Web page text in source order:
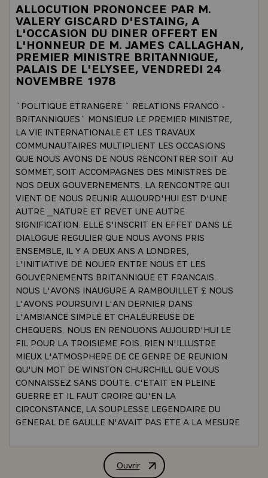
ALLOCUTION PRONONCEE PAR M.
VALERY GISCARD D'ESTAING, A
L'OCCASION DU DINER OFFERT EN
L'HONNEUR DE M. JAMES CALLAGHAN,
PREMIER MINISTRE BRITANNIQUE,
PALAIS DE L'ELYSEE, VENDREDI 24
NOVEMBRE 1978
`POLITIQUE ETRANGERE ` RELATIONS FRANCO -
BRITANNIQUES` MONSIEUR LE PREMIER MINISTRE,
LA VIE INTERNATIONALE ET LES TRAVAUX
COMMUNAUTAIRES MULTIPLIENT LES OCCASIONS
QUE NOUS AVONS DE NOUS RENCONTRER SOIT AU
SOMMET, SOIT ACCOMPAGNES DES MINISTRES DE
NOS DEUX GOUVERNEMENTS. LA RENCONTRE QUI
VIENT DE NOUS REUNIR AUJOURD'HUI EST D'UNE
AUTRE _NATURE ET REVET UNE AUTRE
SIGNIFICATION. ELLE S'INSCRIT EN EFFET DANS LE
DIALOGUE REGULIER QUE NOUS AVONS PRIS
ENSEMBLE, IL Y A DEUX ANS A LONDRES,
L'INITIATIVE DE NOUER ENTRE NOUS ET LES
GOUVERNEMENTS BRITANNIQUE ET FRANCAIS.
NOUS L'AVONS INAUGURE A RAMBOUILLET £ NOUS
L'AVONS POURSUIVI L'AN DERNIER DANS
L'AMBIANCE SIMPLE ET CHALEUREUSE DE
CHEQUERS. NOUS EN RENOUONS AUJOURD'HUI LE
FIL POUR LA TROISIEME FOIS. RIEN N'ILLUSTRE
MIEUX L'ATMOSPHERE DE CE GENRE DE REUNION
QU'UN MOT DE WINSTON CHURCHILL QUE VOUS
CONNAISSEZ SANS DOUTE. C'ETAIT EN PLEINE
GUERRE ET IL FAUT CROIRE QU'EN LA
CIRCONSTANCE, LA SOUPLESSE LEGENDAIRE DU
GENERAL DE GAULLE N'AVAIT PAS ETE A LA MESURE
AVAIT PROVOQUEE A LA
CHAMBRE_DES_COMMUNES, CHURCHILL OBSERVA
Ouvrir
ALLOCUTION PRONONCEE PAR M.